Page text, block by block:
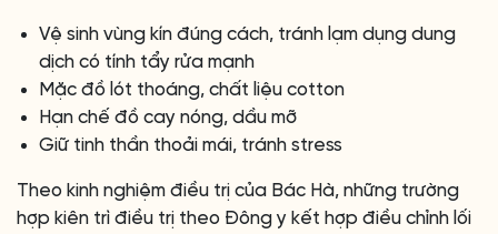
Vệ sinh vùng kín đúng cách, tránh lạm dụng dung
dịch có tính tẩy rửa mạnh
Mặc đồ lót thoáng, chất liệu cotton
Hạn chế đồ cay nóng, dầu mỡ
Giữ tinh thần thoải mái, tránh stress
Theo kinh nghiệm điều trị của Bác Hà, những trường
hợp kiên trì điều trị theo Đông y kết hợp điều chỉnh lối